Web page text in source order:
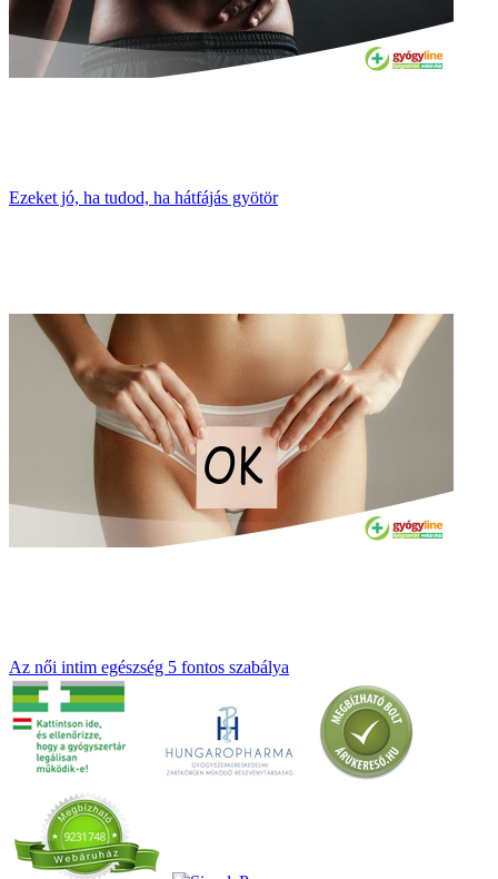
Ezeket jó, ha tudod, ha hátfájás gyötör
Az női intim egészség 5 fontos szabálya